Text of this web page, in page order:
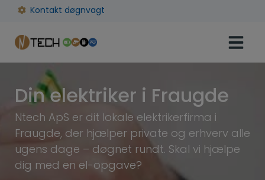
Hop
indholdet
Kontakt døgnvagt
Din elektriker i Fraugde
Ntech ApS er dit lokale elektrikerfirma i
Fraugde, der hjælper private og erhverv alle
ugens dage – døgnet rundt. Skal vi hjælpe
dig med en el-opgave?